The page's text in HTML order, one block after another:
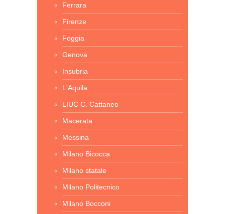
Ferrara
Firenze
Foggia
Genova
Insubria
L'Aquila
LIUC C. Cattaneo
Macerata
Messina
Milano Bicocca
Milano statale
Milano Politecnico
Milano Bocconi